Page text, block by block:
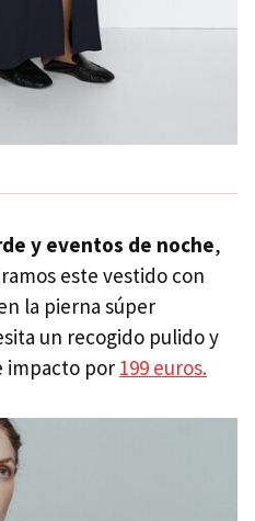
y eventos de noche,
este vestido con
la pierna súper
un recogido pulido y
impacto por 199 euros.